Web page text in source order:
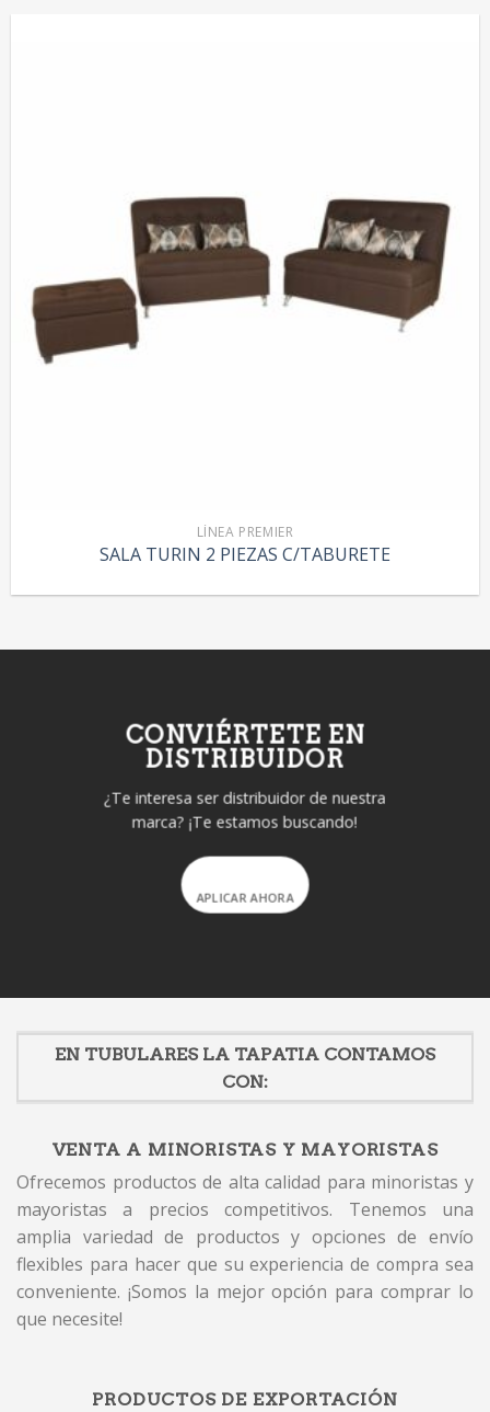
LÍNEA PREMIER
SALA TURIN 2 PIEZAS C/TABURETE
CONVIÉRTETE EN
DISTRIBUIDOR
¿Te interesa ser distribuidor de nuestra
marca? ¡Te estamos buscando!
APLICAR AHORA
EN TUBULARES LA TAPATIA CONTAMOS
CON:
VENTA A MINORISTAS Y MAYORISTAS
Ofrecemos productos de alta calidad para minoristas y
mayoristas a precios competitivos. Tenemos una
amplia variedad de productos y opciones de envío
flexibles para hacer que su experiencia de compra sea
conveniente. ¡Somos la mejor opción para comprar lo
que necesite!
PRODUCTOS DE EXPORTACIÓN